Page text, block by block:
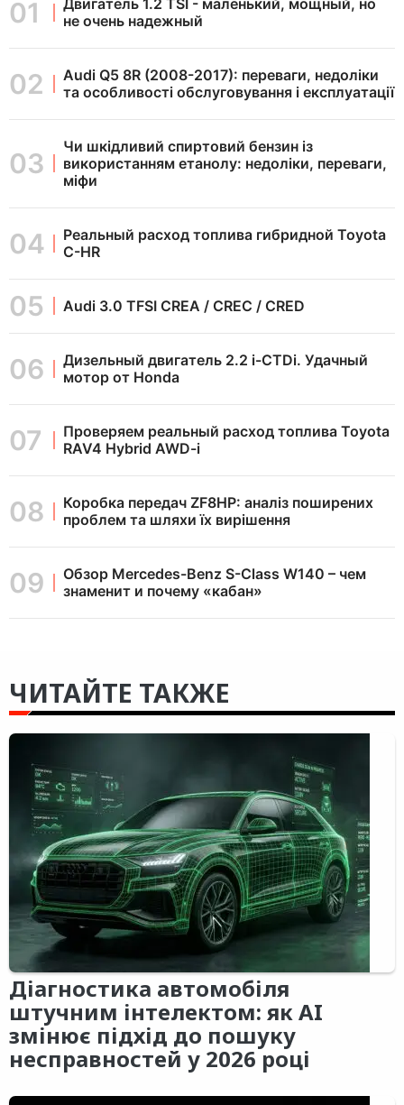
не очень надежный
Audi Q5 8R (2008-2017): переваги, недоліки
та особливості обслуговування і експлуатації
Чи шкідливий спиртовий бензин із
використанням етанолу: недоліки, переваги,
міфи
Реальный расход топлива гибридной Toyota
C-HR
Audi 3.0 TFSI CREA / CREC / CRED
Дизельный двигатель 2.2 i-CTDi. Удачный
мотор от Honda
Проверяем реальный расход топлива Toyota
RAV4 Hybrid AWD-i
Коробка передач ZF8HP: аналіз поширених
проблем та шляхи їх вирішення
Обзор Mercedes-Benz S-Class W140 – чем
знаменит и почему «кабан»
ЧИТАЙТЕ ТАКЖЕ
Діагностика автомобіля
штучним інтелектом: як AI
змінює підхід до пошуку
несправностей у 2026 році